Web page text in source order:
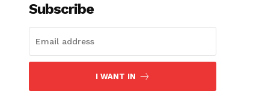
Subscribe
I WANT IN